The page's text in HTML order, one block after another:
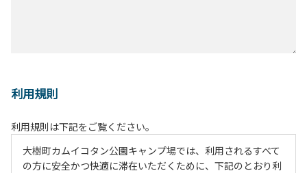
利用規則
利用規則は下記をご覧ください。
大樹町カムイコタン公園キャンプ場では、利用されるすべて
の方に安全かつ快適に滞在いただくために、下記のとおり利